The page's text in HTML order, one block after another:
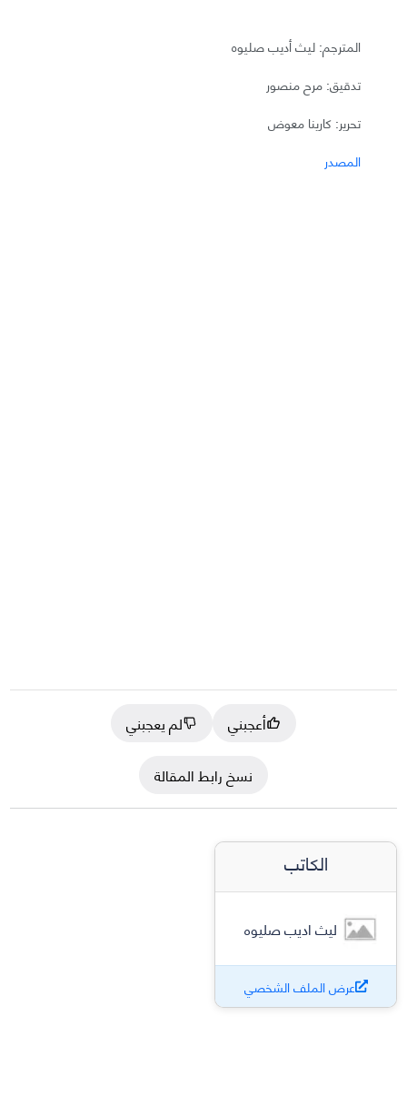
المترجم: ليث أديب صليوه
تدقيق: مرح منصور
تحرير: كارينا معوض
المصدر
أعجبني
لم يعجبني
نسخ رابط المقالة
الكاتب
ليث اديب صليوه
عرض الملف الشخصي